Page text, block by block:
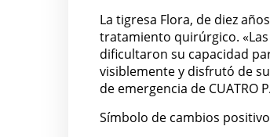
La tigresa Flora, de diez
tratamiento quirúrgico.
dificultaron su capacidad
visiblemente y disfrutó de
de emergencia de CUATRO
Símbolo de cambios